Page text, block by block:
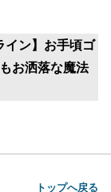
イン】お手頃ゴ
お洒落な魔法
トップへ戻る